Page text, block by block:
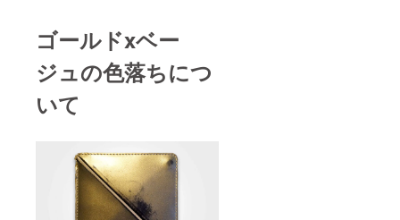
ゴールドxベー
ジュの色落ちにつ
いて